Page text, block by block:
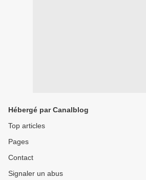
Hébergé par Canalblog
Top articles
Pages
Contact
Signaler un abus